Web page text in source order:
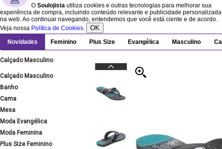
O Soulojista utiliza cookies e outras tecnologias para melhorar sua
experiência de compra, incluindo conteúdo relevante e publicidade personalizada
na web. Ao continuar navegando, entendemos que você está ciente e de acordo.
Veja nossa Política de Cookies. OK
Novidades Feminino Plus Size Evangélica Masculino
Calçado Masculino
Calçado Masculino
Banho
Cama
Mesa
Moda Evangélica
Moda Feminina
Plus Size Feminino